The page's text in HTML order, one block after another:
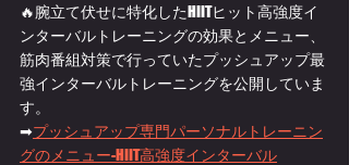
🔥腕立て伏せに特化したHIITヒット高強度イ
ンターバルトレーニングの効果とメニュー、
筋肉番組対策で行っていたプッシュアップ最
強インターバルトレーニングを公開していま
す。
➡プッシュアップ専門パーソナルトレーニン
グのメニュー-HIIT高強度インターバル